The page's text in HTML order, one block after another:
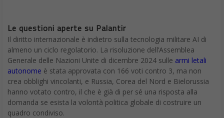
Le questioni aperte su Palantir
Il diritto internazionale è indietro sulla tecnologia militare AI di
almeno un ciclo regolatorio. La risoluzione dell’Assemblea
Generale delle Nazioni Unite di dicembre 2024 sulle armi letali
autonome è stata approvata con 166 voti contro 3, ma non
crea obblighi vincolanti, e Russia, Corea del Nord e Bielorussia
hanno votato contro, il che è già di per sé una risposta alla
domanda se esista la volontà politica globale di costruire un
quadro condiviso.